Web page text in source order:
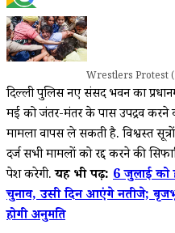
Wrestlers Protest
दिल्ली पुलिस नए संसद भवन का
मई को जंतर-मंतर के पास उपद्रव करने
मामला वापस ले सकती है. विश्वस्त
दर्ज सभी मामलों को रद्द करने की
पेश करेगी.यह भी पढ़ें: 6 जुलाई को
चुनाव, उसी दिन आएंगे नतीजे;
होगी अनुमति